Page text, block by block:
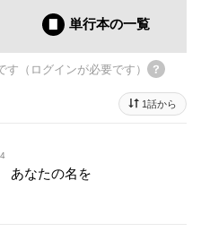
単行本の一覧
す（ログインが必要です）
1話から
あなたの名を